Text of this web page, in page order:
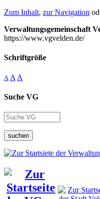
Zum Inhalt, zur Navigation
Verwaltungsgemeinschaft
https://www.vgvelden.de/
Schriftgröße
A A A
Suche VG
suchen